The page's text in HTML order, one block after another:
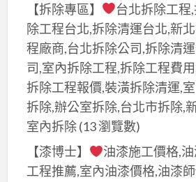
【拆除專區】
台北拆除工程
除工程台北,拆除清運台北,新
程廠商,台北拆除公司,拆除清
司,室內拆除工程,拆除工程費
拆除工程報價,裝潢拆除清運,
拆除,辦公室拆除,台北市拆除,
室內拆除(13 瀏覽數)
【漆博士】
油漆施工價格,
工程推薦,室內油漆價格,油漆